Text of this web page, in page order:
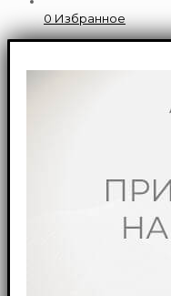
0 Избранное